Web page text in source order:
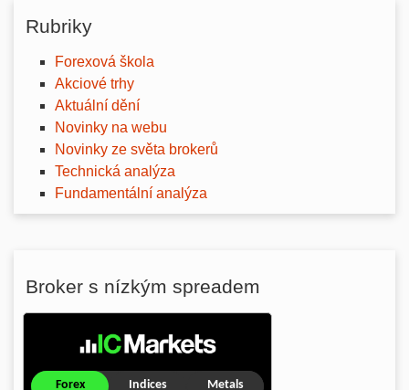
Rubriky
Forexová škola
Akciové trhy
Aktuální dění
Novinky na webu
Novinky ze světa brokerů
Technická analýza
Fundamentální analýza
Broker s nízkým spreadem